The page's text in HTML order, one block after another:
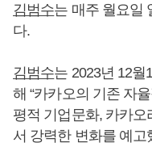
김범수는 매주 월요일
다.
김범수는 2023년 12월
해 “카카오의 기존 자
평적 기업문화, 카카오
서 강력한 변화를 예고